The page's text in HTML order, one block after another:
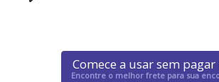
Comece a usar sem pagar
Encontre o melhor frete para sua